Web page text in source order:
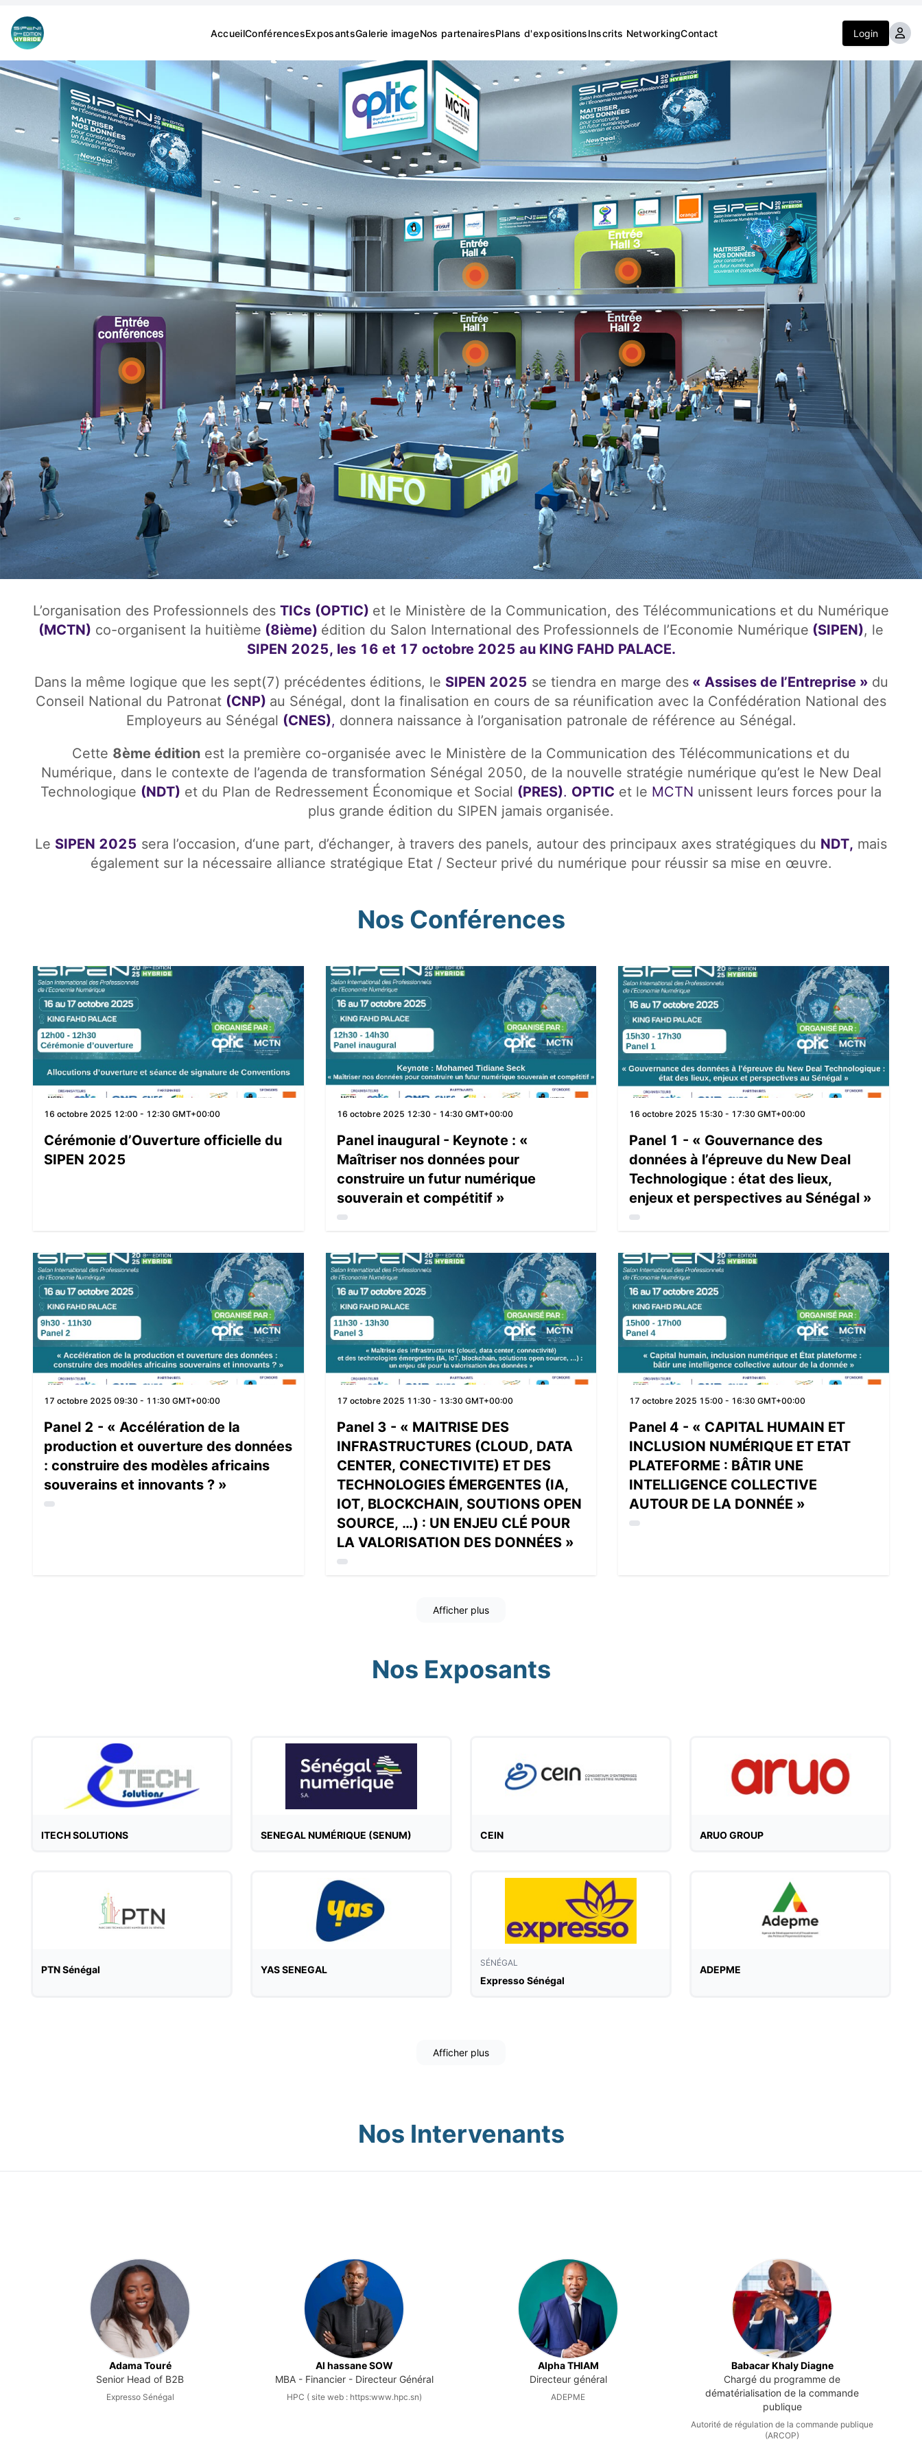
AccueilConférencesExposantsGalerie imageNos partenairesPlans d'expositionsInscrits NetworkingContact Login
L’organisation des Professionnels des TICs (OPTIC) et le Ministère de la Communication, des Télécommunications et du Numérique
(MCTN) co-organisent la huitième (8ième) édition du Salon International des Professionnels de l’Economie Numérique (SIPEN), le
SIPEN 2025, les 16 et 17 octobre 2025 au KING FAHD PALACE.
Dans la même logique que les sept(7) précédentes éditions, le SIPEN 2025 se tiendra en marge des « Assises de l’Entreprise » du
Conseil National du Patronat (CNP) au Sénégal, dont la finalisation en cours de sa réunification avec la Confédération National des
Employeurs au Sénégal (CNES), donnera naissance à l’organisation patronale de référence au Sénégal.
Cette 8ème édition est la première co-organisée avec le Ministère de la Communication des Télécommunications et du
Numérique, dans le contexte de l’agenda de transformation Sénégal 2050, de la nouvelle stratégie numérique qu’est le New Deal
Technologique (NDT) et du Plan de Redressement Économique et Social (PRES). OPTIC et le MCTN unissent leurs forces pour la
plus grande édition du SIPEN jamais organisée.
Le SIPEN 2025 sera l’occasion, d‘une part, d’échanger, à travers des panels, autour des principaux axes stratégiques du NDT, mais
également sur la nécessaire alliance stratégique Etat / Secteur privé du numérique pour réussir sa mise en œuvre.
Nos Conférences
16 octobre 2025 12:00 - 12:30 GMT+00:00
Cérémonie d’Ouverture officielle du
SIPEN 2025
16 octobre 2025 12:30 - 14:30 GMT+00:00
Panel inaugural - Keynote : «
Maîtriser nos données pour
construire un futur numérique
souverain et compétitif »
16 octobre 2025 15:30 - 17:30 GMT+00:00
Panel 1 - « Gouvernance des
données à l’épreuve du New Deal
Technologique : état des lieux,
enjeux et perspectives au Sénégal »
17 octobre 2025 09:30 - 11:30 GMT+00:00
Panel 2 - « Accélération de la
production et ouverture des données
: construire des modèles africains
souverains et innovants ? »
17 octobre 2025 11:30 - 13:30 GMT+00:00
Panel 3 - « MAITRISE DES
INFRASTRUCTURES (CLOUD, DATA
CENTER, CONECTIVITE) ET DES
TECHNOLOGIES ÉMERGENTES (IA,
IOT, BLOCKCHAIN, SOUTIONS OPEN
SOURCE, …) : UN ENJEU CLÉ POUR
LA VALORISATION DES DONNÉES »
17 octobre 2025 15:00 - 16:30 GMT+00:00
Panel 4 - « CAPITAL HUMAIN ET
INCLUSION NUMÉRIQUE ET ETAT
PLATEFORME : BÂTIR UNE
INTELLIGENCE COLLECTIVE
AUTOUR DE LA DONNÉE »
Afficher plus
Nos Exposants
ITECH SOLUTIONS SENEGAL NUMÉRIQUE (SENUM) CEIN ARUO GROUP
PTN Sénégal YAS SENEGAL
SÉNÉGAL
Expresso Sénégal
ADEPME
Afficher plus
Nos Intervenants
Adama Touré
Senior Head of B2B
Expresso Sénégal
Al hassane SOW
MBA - Financier - Directeur Général
HPC ( site web : https:www.hpc.sn)
Alpha THIAM
Directeur général
ADEPME
Babacar Khaly Diagne
Chargé du programme de
dématérialisation de la commande
publique
Autorité de régulation de la commande publique
(ARCOP)